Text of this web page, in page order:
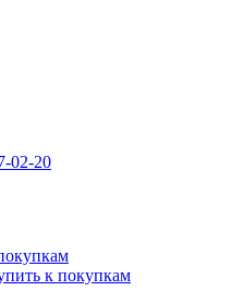
02-20
к покупкам